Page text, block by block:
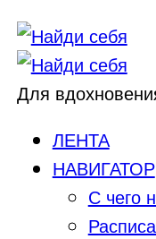
Для
ЛЕНТА
НАВИГАТОР
С чего